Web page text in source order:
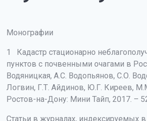
Монографии
1 Кадастр стационарно
пунктов с почвенными очагами в
Водяницкая, А.С. Водопьянов, С.О.
Логвин, Г.Т. Айдинов, Ю.Г. Киреев,
Ростов-на-Дону: Мини Тайп, 2017. –
Статьи в журналах, индексируемых